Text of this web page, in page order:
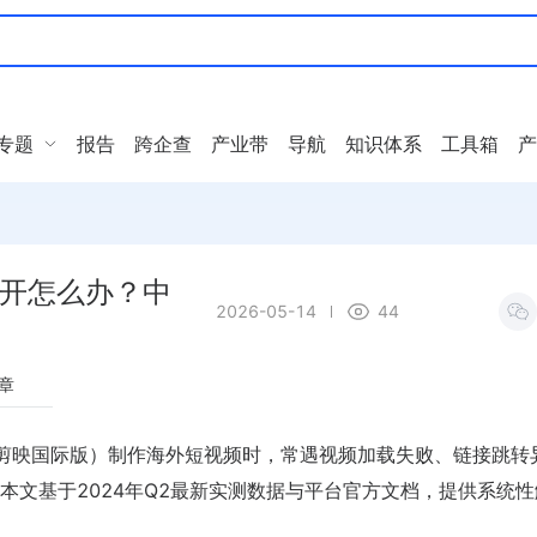
题 报告 跨企查 产业带 导航 知识体系 工具箱
怎么办？中
2026-05-14 44
国际版）制作海外短视频时，常遇视频加载失败、链接跳转
文基于2024年Q2最新实测数据与平台官方文档，提供系统